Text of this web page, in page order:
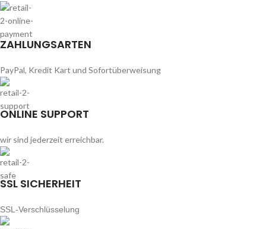
ZAHLUNGSARTEN
PayPal, Kredit Kart und Sofortüberweisung
ONLINE SUPPORT
wir sind jederzeit erreichbar.
SSL SICHERHEIT
SSL-Verschlüsselung